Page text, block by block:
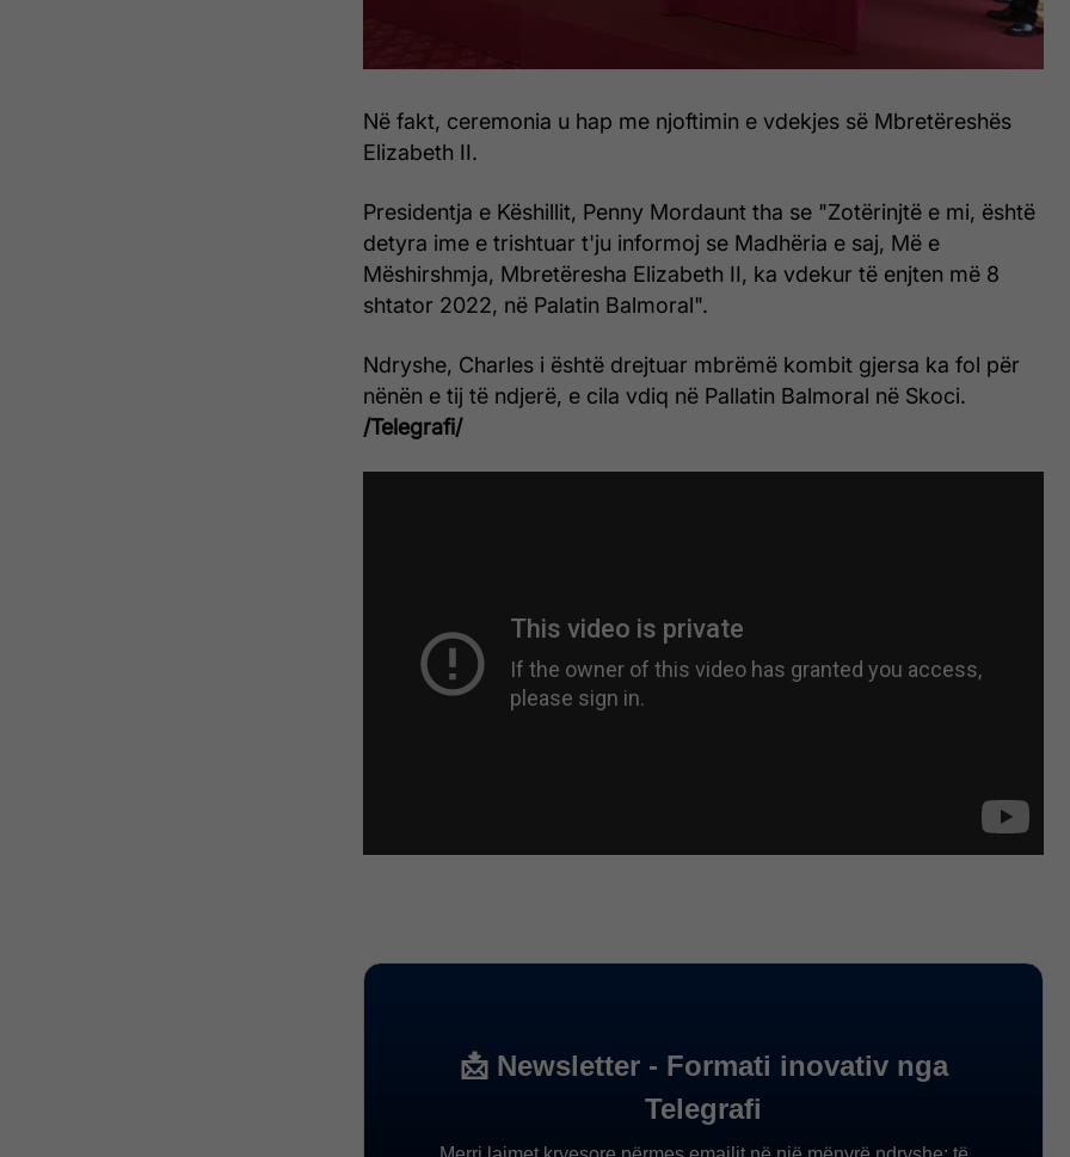
Në fakt, ceremonia u hap me njoftimin e vdekjes së Mbretëreshës
Elizabeth II.
Presidentja e Këshillit, Penny Mordaunt tha se "Zotërinjtë e mi, është
detyra ime e trishtuar t'ju informoj se Madhëria e saj, Më e
Mëshirshmja, Mbretëresha Elizabeth II, ka vdekur të enjten më 8
shtator 2022, në Palatin Balmoral".
Ndryshe, Charles i është drejtuar mbrëmë kombit gjersa ka fol për
nënën e tij të ndjerë, e cila vdiq në Pallatin Balmoral në Skoci.
/Telegrafi/